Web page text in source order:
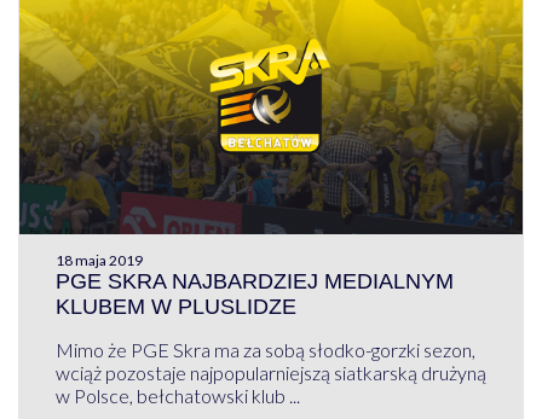
18 maja 2019
PGE SKRA NAJBARDZIEJ MEDIALNYM
KLUBEM W PLUSLIDZE
Mimo że PGE Skra ma za sobą słodko-gorzki sezon,
wciąż pozostaje najpopularniejszą siatkarską drużyną
w Polsce, bełchatowski klub ...